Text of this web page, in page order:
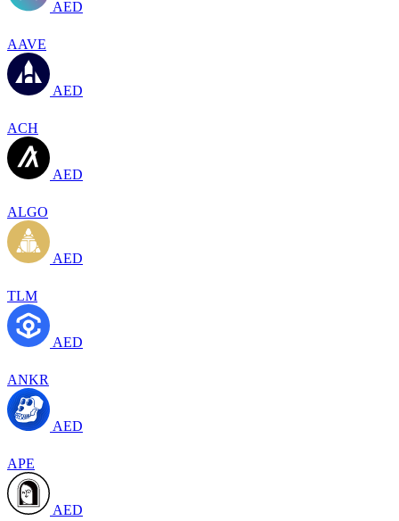
AED
AAVE
AED
ACH
AED
ALGO
AED
TLM
AED
ANKR
AED
APE
AED